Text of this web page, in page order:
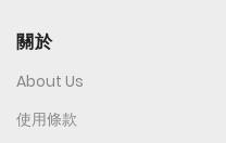
關於
About Us
使用條款